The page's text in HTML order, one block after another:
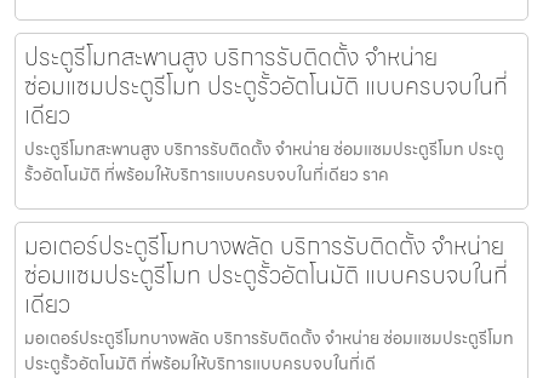
ประตูรีโมทสะพานสูง บริการรับติดตั้ง จำหน่าย
ซ่อมแซมประตูรีโมท ประตูรั้วอัตโนมัติ แบบครบจบในที่
เดียว
ประตูรีโมทสะพานสูง บริการรับติดตั้ง จำหน่าย ซ่อมแซมประตูรีโมท ประตู
รั้วอัตโนมัติ ที่พร้อมให้บริการแบบครบจบในที่เดียว ราค
มอเตอร์ประตูรีโมทบางพลัด บริการรับติดตั้ง จำหน่าย
ซ่อมแซมประตูรีโมท ประตูรั้วอัตโนมัติ แบบครบจบในที่
เดียว
มอเตอร์ประตูรีโมทบางพลัด บริการรับติดตั้ง จำหน่าย ซ่อมแซมประตูรีโมท
ประตูรั้วอัตโนมัติ ที่พร้อมให้บริการแบบครบจบในที่เดี